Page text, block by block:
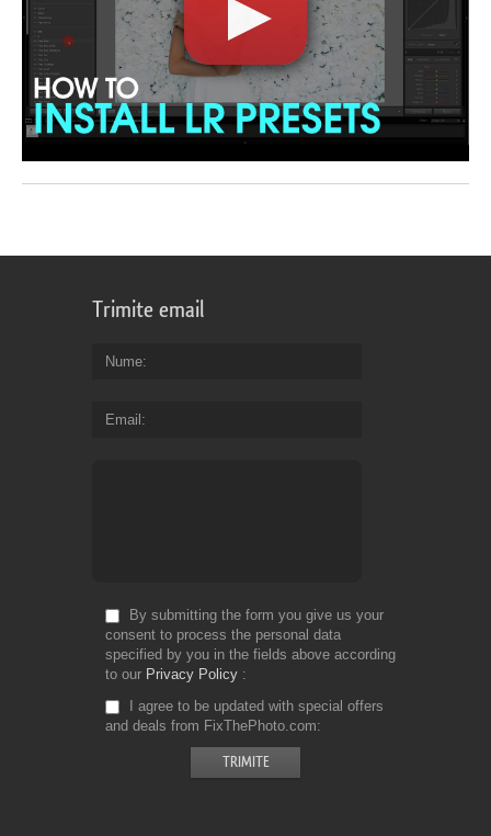
Trimite email
Nume
Email
By submitting the form you give us your
consent to process the personal data
specified by you in the fields above according
to our Privacy Policy
I agree to be updated with special offers
and deals from FixThePhoto.com